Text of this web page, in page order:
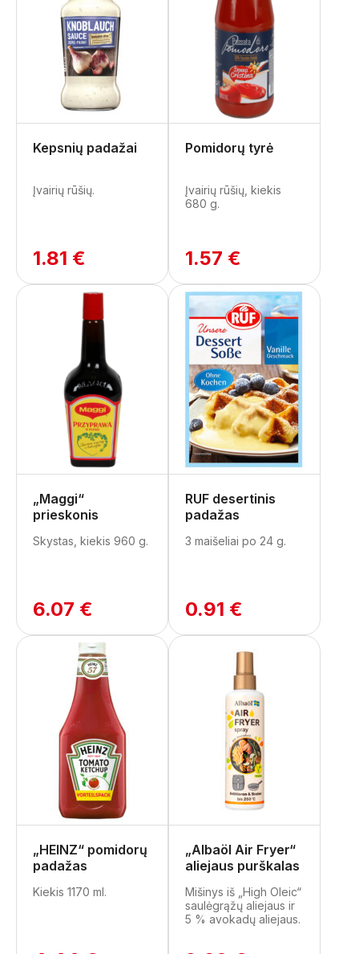
Kepsnių padažai
Įvairių rūšių.
1.81 €
Pomidorų tyrė
Įvairių rūšių, kiekis
680 g.
1.57 €
„Maggi“
prieskonis
Skystas, kiekis 960 g.
6.07 €
RUF desertinis
padažas
3 maišeliai po 24 g.
0.91 €
„HEINZ“ pomidorų
padažas
Kiekis 1170 ml.
„Albaöl Air Fryer“
aliejaus purškalas
Mišinys iš „High Oleic“
saulėgrąžų aliejaus ir
5 % avokadų aliejaus.